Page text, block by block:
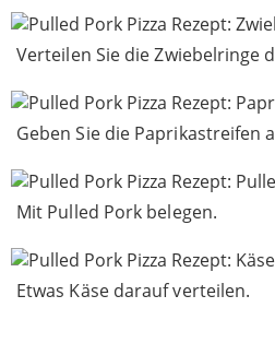
Verteilen Sie die Zwiebelringe
Geben Sie die Paprikastreifen
Mit Pulled Pork belegen.
Etwas Käse darauf verteilen.